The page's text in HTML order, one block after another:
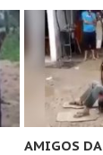
AMIGOS